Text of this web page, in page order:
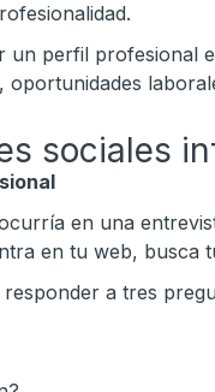
perfil profesional
sociales
en una
en tu web, busca
a tres